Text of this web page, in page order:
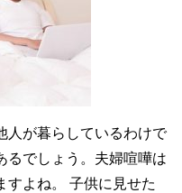
人が暮らしているわけで
るでしょう。夫婦喧嘩は
すよね。 子供に見せた